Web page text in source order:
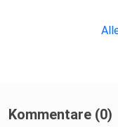
Kommentare (0)